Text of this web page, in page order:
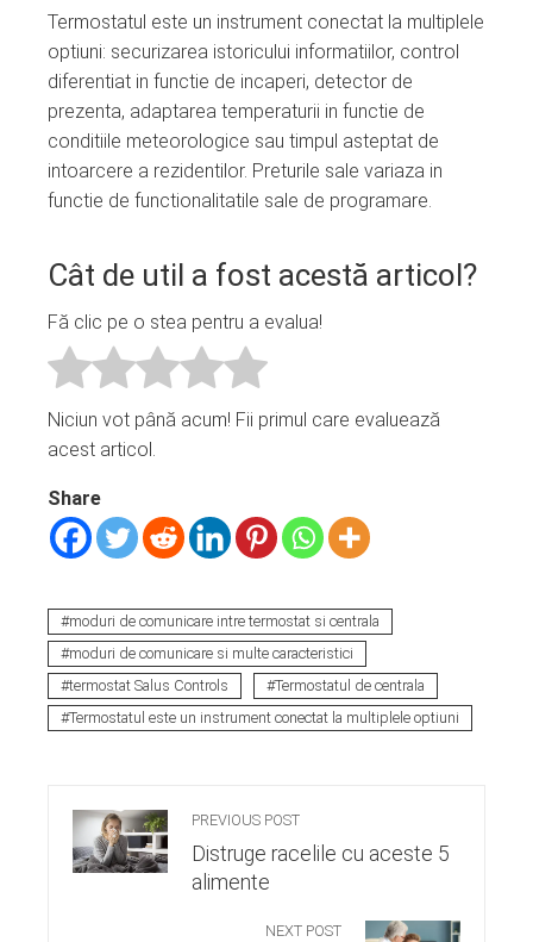
Termostatul este un instrument conectat la multiplele
optiuni: securizarea istoricului informatiilor, control
diferentiat in functie de incaperi, detector de
prezenta, adaptarea temperaturii in functie de
conditiile meteorologice sau timpul asteptat de
intoarcere a rezidentilor. Preturile sale variaza in
functie de functionalitatile sale de programare.
Cât de util a fost acestă articol?
Fă clic pe o stea pentru a evalua!
Niciun vot până acum! Fii primul care evaluează
acest articol.
Share
moduri de comunicare intre termostat si centrala
moduri de comunicare si multe caracteristici
termostat Salus Controls
Termostatul de centrala
Termostatul este un instrument conectat la multiplele optiuni
PREVIOUS POST
Distruge racelile cu aceste 5
alimente
NEXT POST